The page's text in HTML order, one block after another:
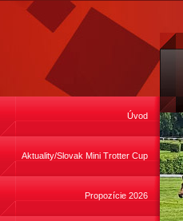
Úvod
Aktuality/Slovak Mini Trotter Cup
Propozície 2026